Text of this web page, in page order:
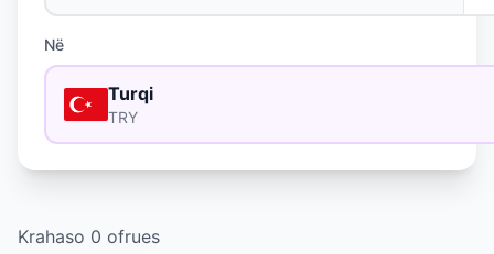
Në
Turqi
TRY
Krahaso 0 ofrues